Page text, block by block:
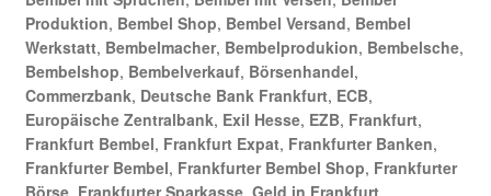
Produktion, Bembel Shop, Bembel Versand, Bembel
Werkstatt, Bembelmacher, Bembelprodukion, Bembelsche,
Bembelshop, Bembelverkauf, Börsenhandel,
Commerzbank, Deutsche Bank Frankfurt, ECB,
Europäische Zentralbank, Exil Hesse, EZB, Frankfurt,
Frankfurt Bembel, Frankfurt Expat, Frankfurter Banken,
Frankfurter Bembel, Frankfurter Bembel Shop, Frankfurter